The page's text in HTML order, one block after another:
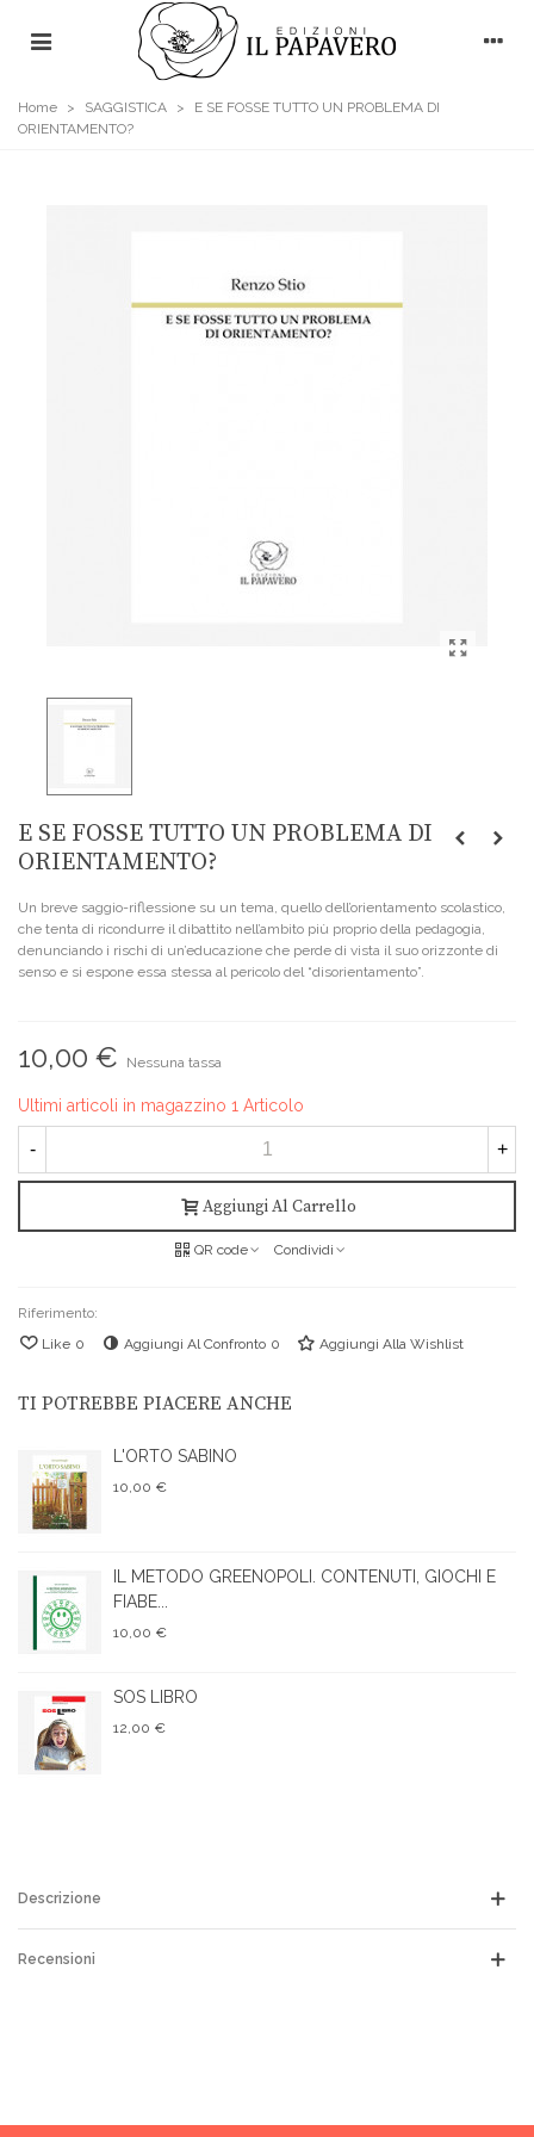
Home > SAGGISTICA >
E SE FOSSE TUTTO UN PROBLEMA DI
ORIENTAMENTO?
E SE FOSSE TUTTO UN PROBLEMA DI
ORIENTAMENTO?
Un breve saggio-riflessione su un tema, quello dell’orientamento scolastico,
che tenta di ricondurre il dibattito nell’ambito più proprio della pedagogia,
denunciando i rischi di un’educazione che perde di vista il suo orizzonte di
senso e si espone essa stessa al pericolo del “disorientamento”.
10,00 € Nessuna tassa
Ultimi articoli in magazzino 1 Articolo
- +
Aggiungi Al Carrello
QR code Condividi
Riferimento:
Like 0 Aggiungi Al Confronto 0 Aggiungi Alla Wishlist
TI POTREBBE PIACERE ANCHE
L'ORTO SABINO
10,00 €
IL METODO GREENOPOLI. CONTENUTI, GIOCHI E
FIABE...
10,00 €
SOS LIBRO
12,00 €
Descrizione
Recensioni